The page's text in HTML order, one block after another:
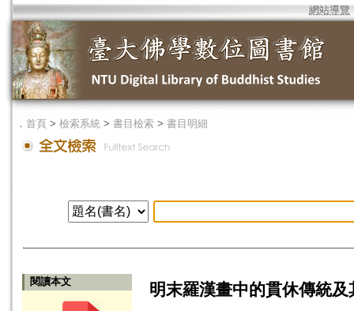
網站導覽
． 首頁 > 檢索系統 > 書目檢索 > 書目明細
閱讀本文
明末羅漢畫中的貫休傳統